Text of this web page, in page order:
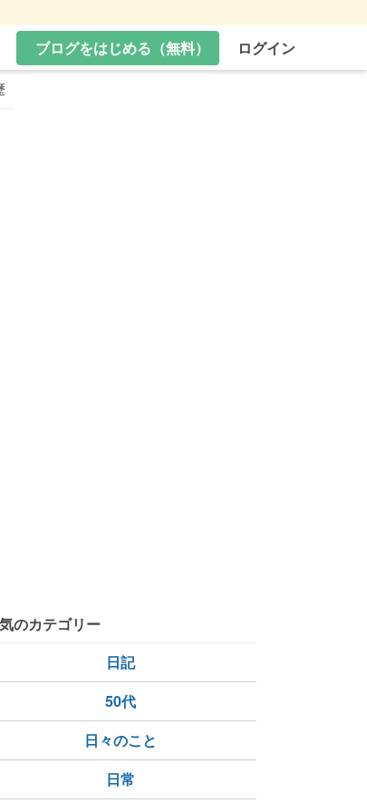
ブログをはじめる（無料）
ログイン
のカテゴリー
日記
50代
日々のこと
日常